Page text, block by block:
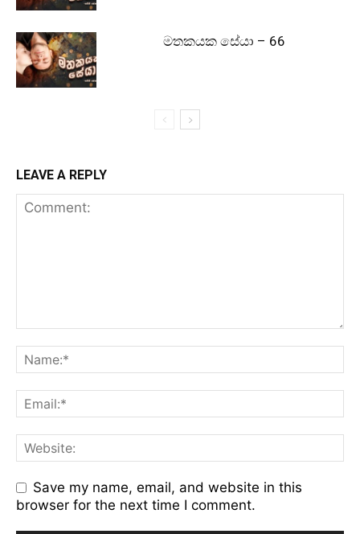
මතකයක සේයා – 66
LEAVE A REPLY
Save my name, email, and website in this
browser for the next time I comment.